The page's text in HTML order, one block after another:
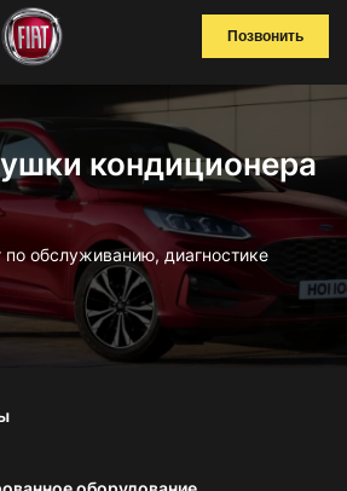
Позвонить
кондиционера
обслуживанию, диагностике